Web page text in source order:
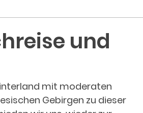
und
mit moderaten
Gebirgen zu dieser